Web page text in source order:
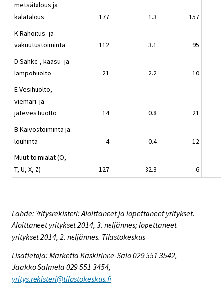
metsätalous ja
kalatalous
177 1.3
157
K Rahoitus- ja
vakuutustoiminta
112 3.1
95
D Sähkö-, kaasu- ja
lämpöhuolto
21 2.2
10
E Vesihuolto,
viemäri- ja
jätevesihuolto
14 0.8
21
B Kaivostoiminta ja
louhinta
4 0.4
12
Muut toimialat (O,
T, U, X, Z)
127 32.3 6
Lähde: Yritysrekisteri: Aloittaneet ja lopettaneet yritykset.
Aloittaneet yritykset 2014, 3. neljännes; lopettaneet
yritykset 2014, 2. neljännes. Tilastokeskus
Lisätietoja: Marketta Kaskirinne-Salo 029 551 3542,
Jaakko Salmela 029 551 3454,
yritys.rekisteri@tilastokeskus.fi